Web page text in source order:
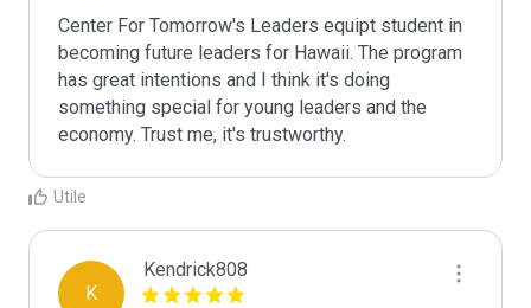
Center For Tomorrow's Leaders equipt student in
becoming future leaders for Hawaii. The program
has great intentions and I think it's doing
something special for young leaders and the
economy. Trust me, it's trustworthy.
Utile
K
Kendrick808